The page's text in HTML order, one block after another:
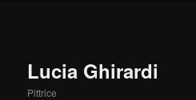
Lucia Ghirardi
Pittrice